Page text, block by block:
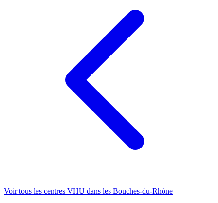
Voir tous les centres VHU dans les Bouches-du-Rhône